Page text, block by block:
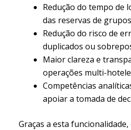
Redução do tempo de
das reservas de
Redução do risco de
duplicados ou
Maior clareza e
operações multi-
Competências
apoiar a tomada de
Graças a esta